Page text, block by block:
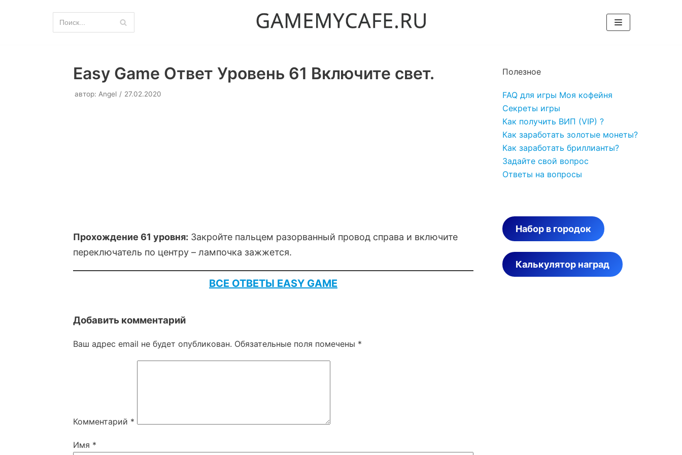
Easy Game Ответ Уровень 61 Включите свет.
автор: Angel 27.02.2020
Прохождение 61 уровня: Закройте пальцем разорванный провод справа и включите
переключатель по центру – лампочка зажжется.
ВСЕ ОТВЕТЫ EASY GAME
Добавить комментарий
Ваш адрес email не будет опубликован. Обязательные поля помечены *
Комментарий *
Имя *
Полезное
FAQ для игры Моя кофейня
Секреты игры
Как получить ВИП (VIP) ?
Как заработать золотые монеты?
Как заработать бриллианты?
Задайте свой вопрос
Ответы на вопросы
Набор в городок
Калькулятор наград